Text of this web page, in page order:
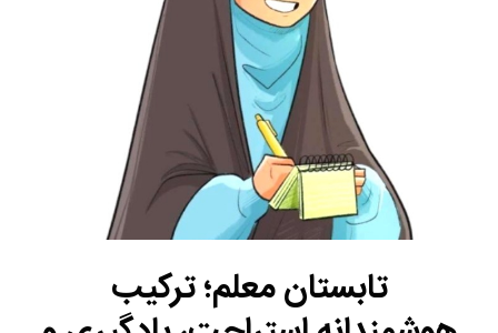
تابستان معلم؛ ترکیب